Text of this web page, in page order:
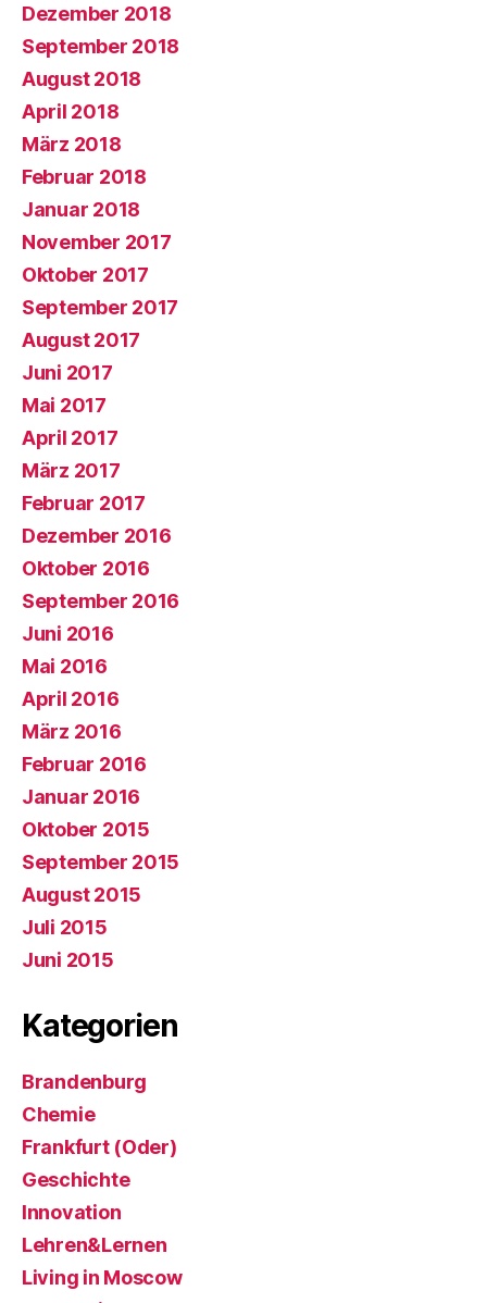
Dezember 2018
September 2018
August 2018
April 2018
März 2018
Februar 2018
Januar 2018
November 2017
Oktober 2017
September 2017
August 2017
Juni 2017
Mai 2017
April 2017
März 2017
Februar 2017
Dezember 2016
Oktober 2016
September 2016
Juni 2016
Mai 2016
April 2016
März 2016
Februar 2016
Januar 2016
Oktober 2015
September 2015
August 2015
Juli 2015
Juni 2015
Kategorien
Brandenburg
Chemie
Frankfurt (Oder)
Geschichte
Innovation
Lehren&Lernen
Living in Moscow